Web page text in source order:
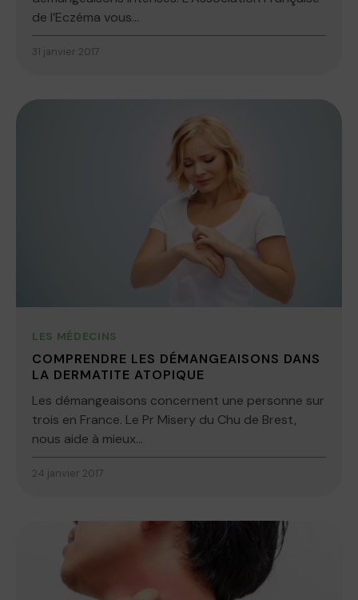
de l’Eczéma vous...
31 janvier 2017
LES MÉDECINS
COMPRENDRE LES DÉMANGEAISONS DANS
LA DERMATITE ATOPIQUE
Les démangeaisons concernent une personne sur
trois en France. Le Pr Misery du Chu de Brest,
nous aide à mieux...
24 janvier 2017